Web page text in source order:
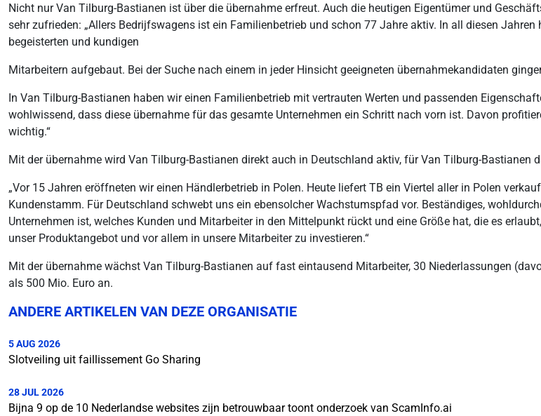
Nicht nur Van Tilburg-Bastianen ist über die übernahme erfreut. Auch die heutigen Eigentümer und
sehr zufrieden: „Allers Bedrijfswagens ist ein Familienbetrieb und schon 77 Jahre aktiv. In all diesen
begeisterten und kundigen
Mitarbeitern aufgebaut. Bei der Suche nach einem in jeder Hinsicht geeigneten übernahmekandidaten
In Van Tilburg-Bastianen haben wir einen Familienbetrieb mit vertrauten Werten und passenden
wohlwissend, dass diese übernahme für das gesamte Unternehmen ein Schritt nach vorn ist. Davon
wichtig.“
Mit der übernahme wird Van Tilburg-Bastianen direkt auch in Deutschland aktiv, für Van Tilburg-Bastianen
„Vor 15 Jahren eröffneten wir einen Händlerbetrieb in Polen. Heute liefert TB ein Viertel aller in Polen
Kundenstamm. Für Deutschland schwebt uns ein ebensolcher Wachstumspfad vor. Beständiges,
Unternehmen ist, welches Kunden und Mitarbeiter in den Mittelpunkt rückt und eine Größe hat, die es
unser Produktangebot und vor allem in unsere Mitarbeiter zu investieren.“
Mit der übernahme wächst Van Tilburg-Bastianen auf fast eintausend Mitarbeiter, 30 Niederlassungen
als 500 Mio. Euro an.
ANDERE ARTIKELEN VAN DEZE ORGANISATIE
5 AUG 2026
Slotveiling uit faillissement Go Sharing
28 JUL 2026
Bijna 9 op de 10 Nederlandse websites zijn betrouwbaar toont onderzoek van ScamInfo.ai